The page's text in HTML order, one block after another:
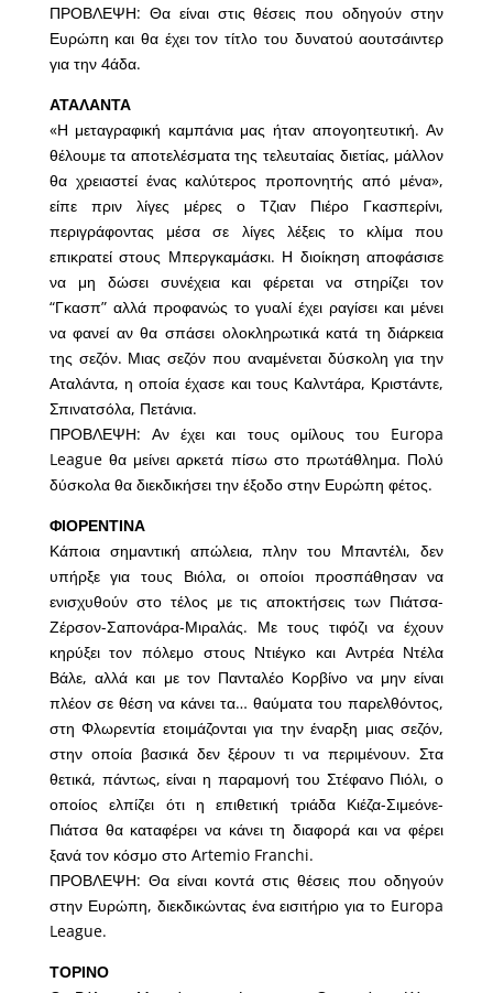
ΠΡΟΒΛΕΨΗ: Θα είναι στις θέσεις που οδηγούν στην
Ευρώπη και θα έχει τον τίτλο του δυνατού αουτσάιντερ
για την 4άδα.
ΑΤΑΛΑΝΤΑ
«Η μεταγραφική καμπάνια μας ήταν απογοητευτική. Αν
θέλουμε τα αποτελέσματα της τελευταίας διετίας, μάλλον
θα χρειαστεί ένας καλύτερος προπονητής από μένα»,
είπε πριν λίγες μέρες ο Τζιαν Πιέρο Γκασπερίνι,
περιγράφοντας μέσα σε λίγες λέξεις το κλίμα που
επικρατεί στους Μπεργκαμάσκι. Η διοίκηση αποφάσισε
να μη δώσει συνέχεια και φέρεται να στηρίζει τον
“Γκασπ” αλλά προφανώς το γυαλί έχει ραγίσει και μένει
να φανεί αν θα σπάσει ολοκληρωτικά κατά τη διάρκεια
της σεζόν. Μιας σεζόν που αναμένεται δύσκολη για την
Αταλάντα, η οποία έχασε και τους Καλντάρα, Κριστάντε,
Σπινατσόλα, Πετάνια.
ΠΡΟΒΛΕΨΗ: Αν έχει και τους ομίλους του Europa
League θα μείνει αρκετά πίσω στο πρωτάθλημα. Πολύ
δύσκολα θα διεκδικήσει την έξοδο στην Ευρώπη φέτος.
ΦΙΟΡΕΝΤΙΝΑ
Κάποια σημαντική απώλεια, πλην του Μπαντέλι, δεν
υπήρξε για τους Βιόλα, οι οποίοι προσπάθησαν να
ενισχυθούν στο τέλος με τις αποκτήσεις των Πιάτσα-
Ζέρσον-Σαπονάρα-Μιραλάς. Με τους τιφόζι να έχουν
κηρύξει τον πόλεμο στους Ντιέγκο και Αντρέα Ντέλα
Βάλε, αλλά και με τον Πανταλέο Κορβίνο να μην είναι
πλέον σε θέση να κάνει τα… θαύματα του παρελθόντος,
στη Φλωρεντία ετοιμάζονται για την έναρξη μιας σεζόν,
στην οποία βασικά δεν ξέρουν τι να περιμένουν. Στα
θετικά, πάντως, είναι η παραμονή του Στέφανο Πιόλι, ο
οποίος ελπίζει ότι η επιθετική τριάδα Κιέζα-Σιμεόνε-
Πιάτσα θα καταφέρει να κάνει τη διαφορά και να φέρει
ξανά τον κόσμο στο Artemio Franchi.
ΠΡΟΒΛΕΨΗ: Θα είναι κοντά στις θέσεις που οδηγούν
στην Ευρώπη, διεκδικώντας ένα εισιτήριο για το Europa
League.
ΤΟΡΙΝΟ